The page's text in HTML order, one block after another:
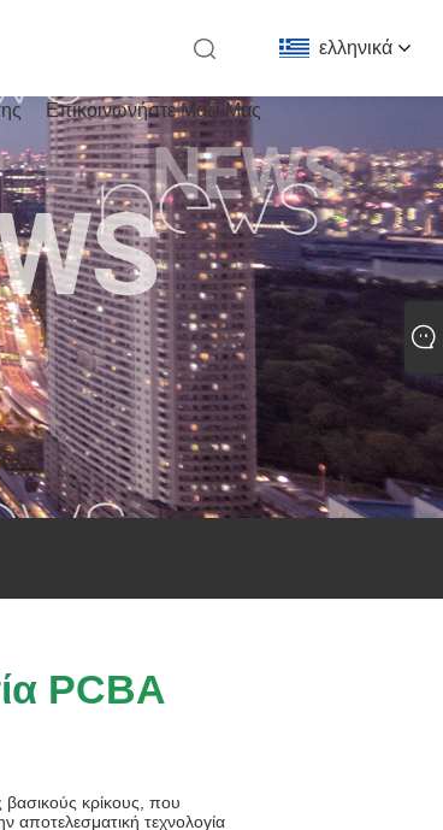
ελληνικά
Επικοινωνήστε Μαζί Μας
PCBA
κρίκους, που
αποτελεσματική τεχνολογία